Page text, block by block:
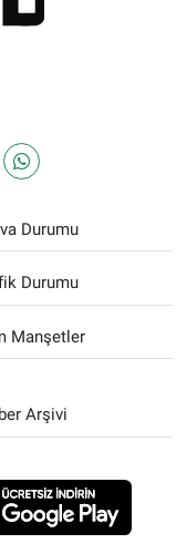
Durumu
Durumu
Manşetler
Arşivi